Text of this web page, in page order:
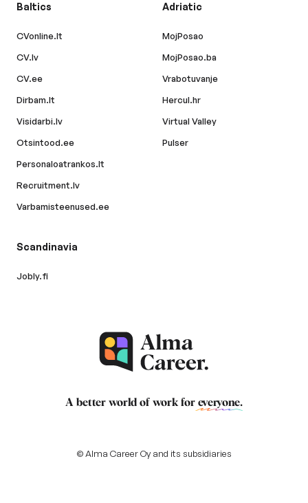
Baltics
CVonline.lt
CV.lv
CV.ee
Dirbam.lt
Visidarbi.lv
Otsintood.ee
Personaloatrankos.lt
Recruitment.lv
Varbamisteenused.ee
Adriatic
MojPosao
MojPosao.ba
Vrabotuvanje
Hercul.hr
Virtual Valley
Pulser
Scandinavia
Jobly.fi
A better world of work for everyone.
© Alma Career Oy and its subsidiaries